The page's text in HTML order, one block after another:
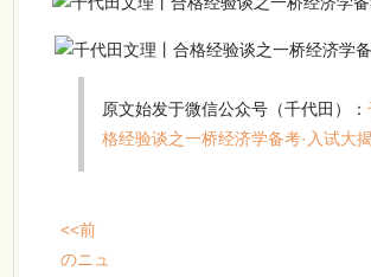
原文始发于微信公众号（千代田）：
格经验谈之一桥经济学备考·入试大
<<前
のニュ